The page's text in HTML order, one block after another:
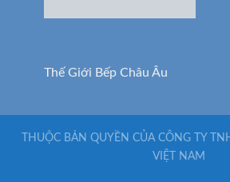
Thế Giới Bếp Châu Âu
THUỘC BẢN QUYỀN CỦA CÔNG TY
VIỆT NAM